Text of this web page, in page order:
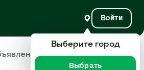
Войти
Отзывы
Выберите город
Выбрать